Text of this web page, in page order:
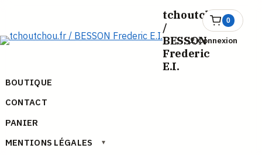
contenu
tchoutchou.fr
/
BESSON
Frederic
E.I.
BOUTIQUE
CONTACT
PANIER
MENTIONS LÉGALES
▾
0
Ouvrir
le
panier
Connexion